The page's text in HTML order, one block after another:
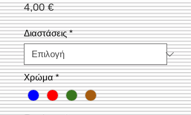
4,00 €Τιμή
Διαστάσεις *
Χρώμα *